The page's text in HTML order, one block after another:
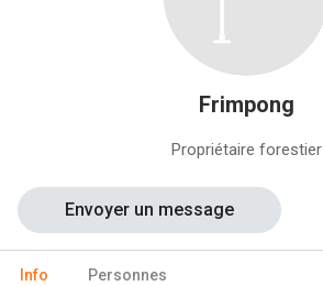
Frimpong
Propriétaire forestier
Info Personnes
Envoyer un message